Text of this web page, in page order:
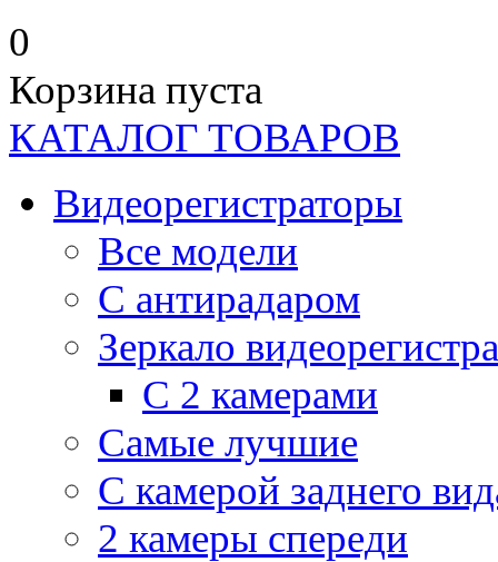
0
Корзина пуста
КАТАЛОГ ТОВАРОВ
Видеорегистраторы
Все модели
C антирадаром
Зеркало
С 2 камерами
Самые лучшие
С камерой заднего
2 камеры спереди